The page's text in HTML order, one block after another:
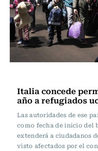
Italia concede
año a refugiados
Las autoridades de ese
como fecha de inicio del
extenderá a ciudadanos
visto afectados por el